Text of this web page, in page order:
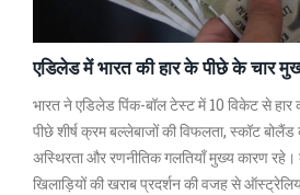
एडिलेड में भारत की हार के पीछे के चार
भारत ने एडिलेड पिंक-बॉल टेस्ट में 10 विकेट से हार
पीछे शीर्ष क्रम बल्लेबाजों की विफलता, स्कॉट
अस्थिरता और रणनीतिक गलतियाँ मुख्य कारण रहे।
खिलाड़ियों की खराब प्रदर्शन की वजह से